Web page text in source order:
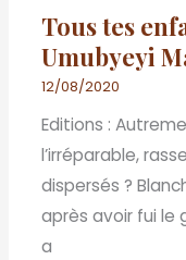
Tous tes
Umubyeyi
12/08/2020
Editions :
l’irréparable,
dispersés ?
après avoir fui le
a